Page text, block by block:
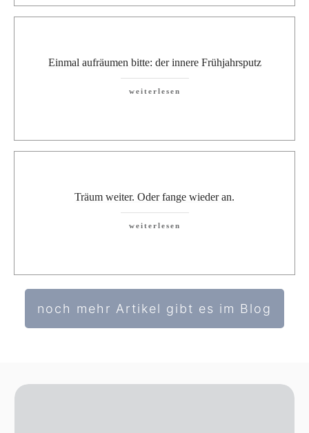
Einmal aufräumen bitte: der innere Frühjahrsputz
weiterlesen
Träum weiter. Oder fange wieder an.
weiterlesen
noch mehr Artikel gibt es im Blog